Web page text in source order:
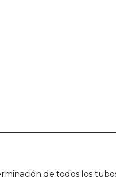
de todos los